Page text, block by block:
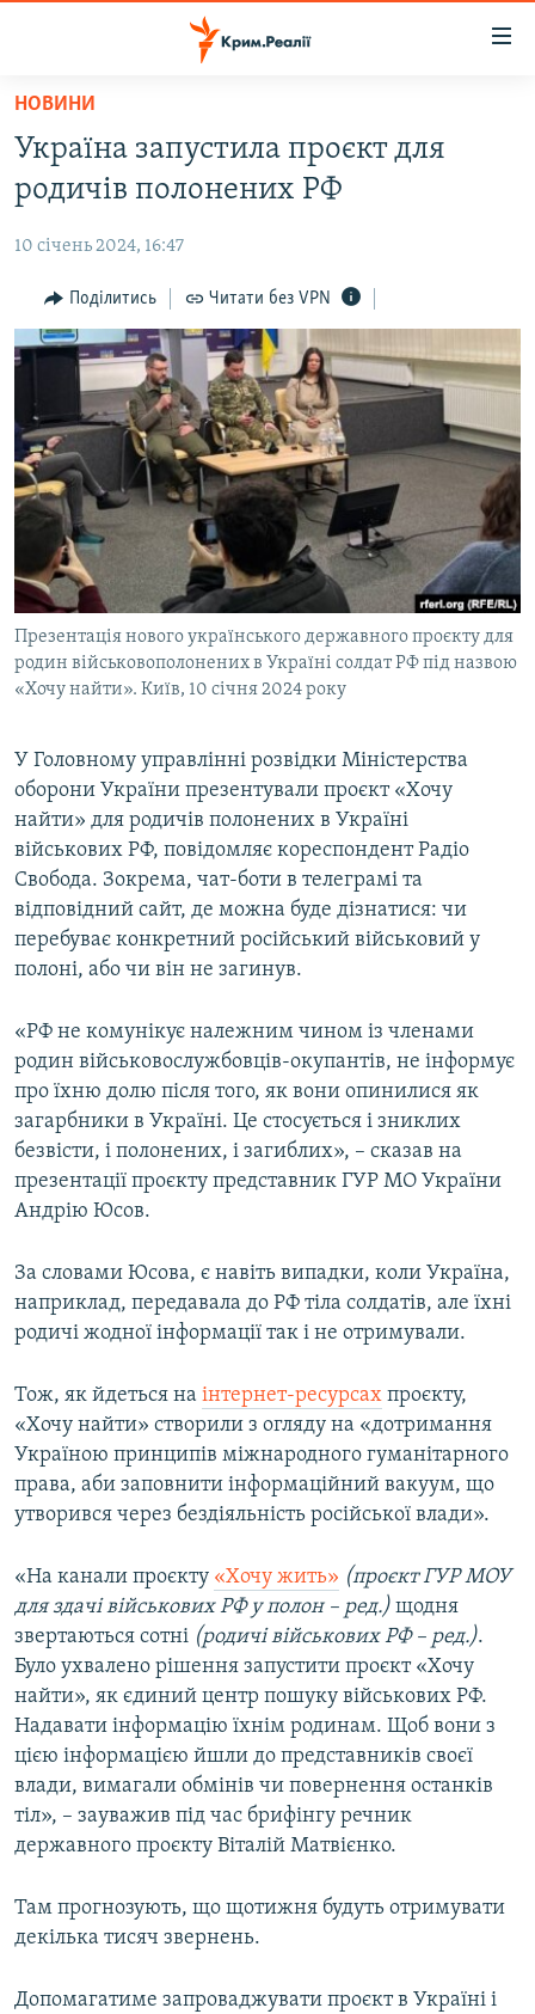
Перейти
основного
матеріалу
Перейти
до
навігації
Перейти
до
ВОДА.КРИМ
ВІДЕО ТА ФОТО
ПОЛІТИКА
БЛОГИ
ПОГЛЯД
ІНТЕРВ'Ю
ВСЕ ЗА ДЕНЬ
СПЕЦПРОЕКТИ
ДЕПОРТАЦІЯ
ВІДЕОУРОКИ «ELIFBE»
СВІДЧЕННЯ ОКУПАЦІЇ
УКРАЇНСЬКА ПРОБЛЕМА КРИМУ
ІНФОГРАФІКА
ЯК ОБІЙТИ БЛОКУВАННЯ
Русский
Qırımtatar
ДОЛУЧАЙСЯ!
Усі сайти RFE/RL
НОВИНИ
Україна запустила проєкт для
родичів полонених РФ
10 січень 2024, 16:47
Поділитись Читати без VPN
Презентація нового українського державного проєкту для
родин військовополонених в Україні солдат РФ під назвою
«Хочу найти». Київ, 10 січня 2024 року
У Головному управлінні розвідки Міністерства
оборони України презентували проєкт «Хочу
найти» для родичів полонених в Україні
військових РФ, повідомляє кореспондент Радіо
Свобода. Зокрема, чат-боти в телеграмі та
відповідний сайт, де можна буде дізнатися: чи
перебуває конкретний російський військовий у
полоні, або чи він не загинув.
«РФ не комунікує належним чином із членами
родин військовослужбовців-окупантів, не інформує
про їхню долю після того, як вони опинилися як
загарбники в Україні. Це стосується і зниклих
безвісти, і полонених, і загиблих», – сказав на
презентації проєкту представник ГУР МО України
Андрію Юсов.
За словами Юсова, є навіть випадки, коли Україна,
наприклад, передавала до РФ тіла солдатів, але їхні
родичі жодної інформації так і не отримували.
Тож, як йдеться на інтернет-ресурсах проєкту,
«Хочу найти» створили з огляду на «дотримання
Україною принципів міжнародного гуманітарного
права, аби заповнити інформаційний вакуум, що
утворився через бездіяльність російської влади».
«На канали проєкту «Хочу жить» (проєкт ГУР МОУ
для здачі військових РФ у полон – ред.) щодня
звертаються сотні (родичі військових РФ – ред.).
Було ухвалено рішення запустити проєкт «Хочу
найти», як єдиний центр пошуку військових РФ.
Надавати інформацію їхнім родинам. Щоб вони з
цією інформацією йшли до представників своєї
влади, вимагали обмінів чи повернення останків
тіл», – зауважив під час брифінгу речник
державного проєкту Віталій Матвієнко.
Там прогнозують, що щотижня будуть отримувати
декілька тисяч звернень.
Допомагатиме запроваджувати проєкт в Україні і